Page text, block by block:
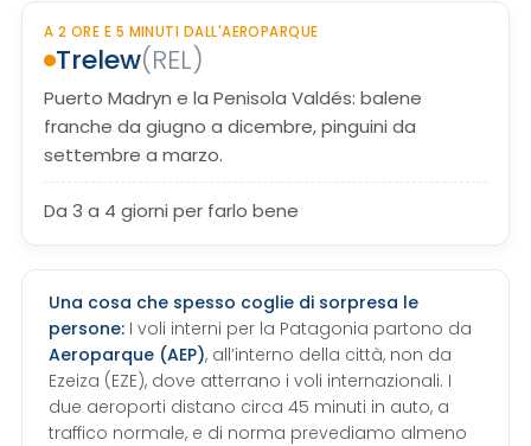
A 2 ORE E 5 MINUTI DALL'AEROPARQUE
Trelew(REL)
Puerto Madryn e la Penisola Valdés: balene
franche da giugno a dicembre, pinguini da
settembre a marzo.
Da 3 a 4 giorni per farlo bene
Una cosa che spesso coglie di sorpresa le
persone: I voli interni per la Patagonia partono da
Aeroparque (AEP), all’interno della città, non da
Ezeiza (EZE), dove atterrano i voli internazionali. I
due aeroporti distano circa 45 minuti in auto, a
traffico normale, e di norma prevediamo almeno